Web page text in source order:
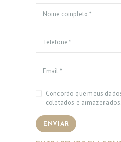
Concordo que meus
coletados e armazenados.
ENVIAR